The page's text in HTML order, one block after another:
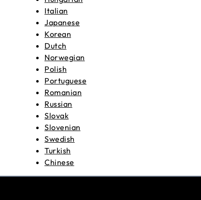
Italian
Japanese
Korean
Dutch
Norwegian
Polish
Portuguese
Romanian
Russian
Slovak
Slovenian
Swedish
Turkish
Chinese